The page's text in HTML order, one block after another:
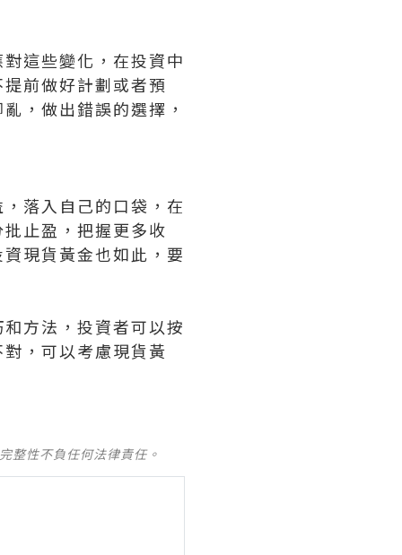
這些變化，在投資中
前做好計劃或者預
，做出錯誤的選擇，
落入自己的口袋，在
止盈，把握更多收
現貨黃金也如此，要
方法，投資者可以按
，可以考慮現貨黃
整性不負任何法律責任。